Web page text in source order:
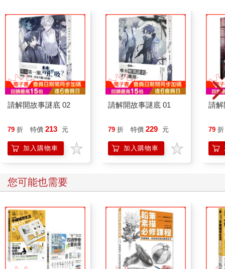
請解開故事謎底 02
79 折 特價 213 元
加入購物車
請解開故事謎底 01
79 折 特價 229 元
加入購物車
請解
79 折
您可能也需要